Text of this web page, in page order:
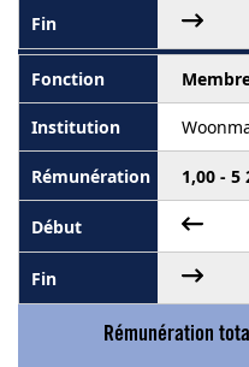
1,00 - 5
Rémunération